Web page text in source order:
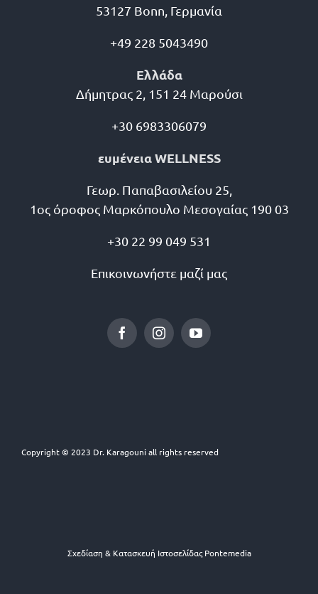
53127 Bonn, Γερμανία
+49 228 5043490
Ελλάδα
Δήμητρας 2, 151 24 Μαρούσι
+30 6983306079
ευμένεια WELLNESS
Γεωρ. Παπαβασιλείου 25,
1ος όροφος Μαρκόπουλο Μεσογαίας 190 03
+30 22 99 049 531
Επικοινωνήστε μαζί μας
Copyright © 2023 Dr. Karagouni all rights reserved
Σχεδίαση & Κατασκευή Ιστοσελίδας Pontemedia